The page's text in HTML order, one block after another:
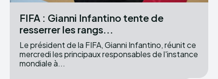
FIFA : Gianni Infantino tente de
resserrer les rangs...
Le président de la FIFA, Gianni Infantino, réunit ce
mercredi les principaux responsables de l'instance
mondiale à...